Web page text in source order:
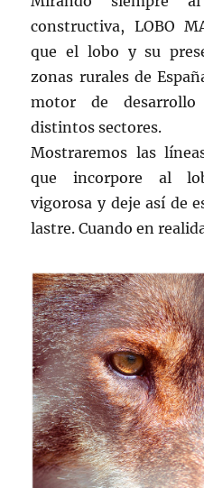
constructiva, LOBO
que el lobo y su
zonas rurales de
motor de desarrollo
distintos sectores.
Mostraremos las
que incorpore al
vigorosa y deje así de
lastre. Cuando en